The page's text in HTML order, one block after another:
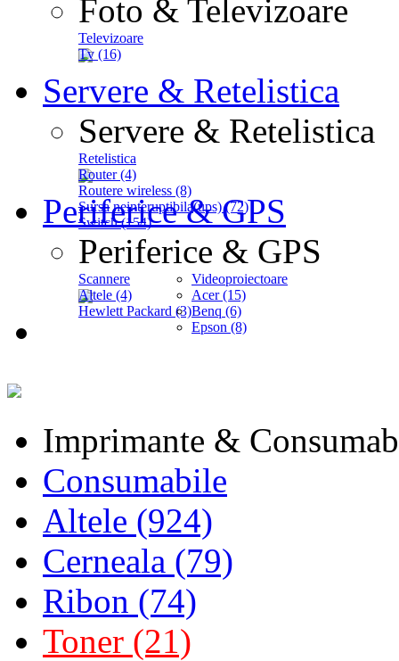
Foto & Televizoare
Televizoare
Tv (16)
Servere & Retelistica
Servere & Retelistica
Retelistica
Router (4)
Routere wireless (8)
Sursa neinteruptibila(ups) (72)
Switch (154)
Periferice & GPS
Periferice & GPS
Scannere
Altele (4)
Hewlett Packard (3)
Videoproiectoare
Acer (15)
Benq (6)
Epson (8)
Imprimante &
Consumabile
Altele (924)
Cerneala (79)
Ribon (74)
Toner (21)